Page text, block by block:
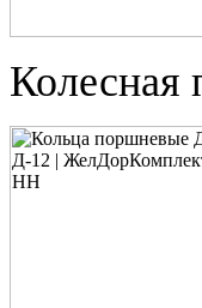
Колесная